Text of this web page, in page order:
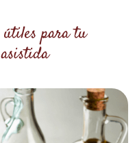
útiles para tu